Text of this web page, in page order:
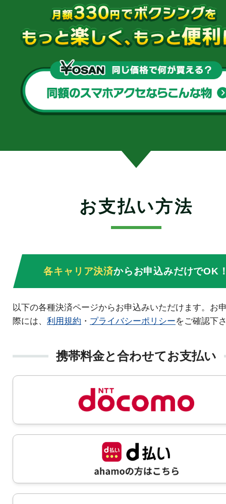
お支払い方法
各キャリア決済からお申込みだけでOK
以下の各種決済ページからお申込みいただけます。お
際には、 利用規約 ・ プライバシーポリシーをご確認下
携帯料金と合わせてお支払い